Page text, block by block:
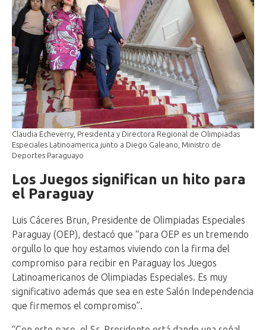
Claudia Echeverry, Presidenta y Directora Regional de Olimpiadas
Especiales Latinoamerica junto a Diego Galeano, Ministro de
Deportes Paraguayo
Los Juegos significan un hito para
el Paraguay
Luis Cáceres Brun, Presidente de Olimpiadas Especiales
Paraguay (OEP), destacó que “para OEP es un tremendo
orgullo lo que hoy estamos viviendo con la firma del
compromiso para recibir en Paraguay los Juegos
Latinoamericanos de Olimpiadas Especiales. Es muy
significativo además que sea en este Salón Independencia
que firmemos el compromiso”.